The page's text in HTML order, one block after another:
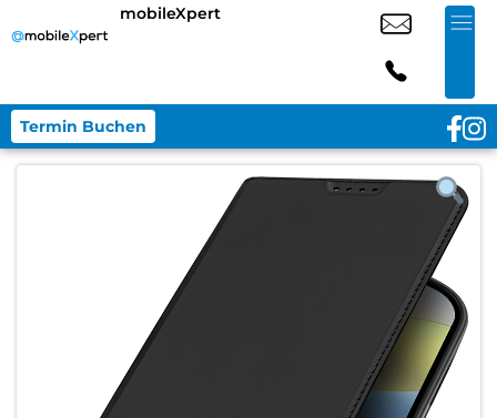
mobileXpert
Termin Buchen